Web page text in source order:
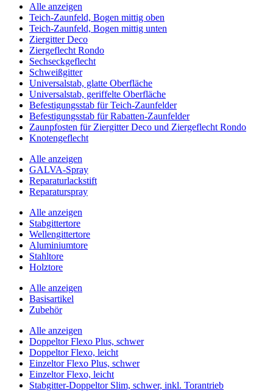
Alle anzeigen
Teich-Zaunfeld, Bogen mittig oben
Teich-Zaunfeld, Bogen mittig unten
Ziergitter Deco
Ziergeflecht Rondo
Sechseckgeflecht
Schweißgitter
Universalstab, glatte Oberfläche
Universalstab, geriffelte Oberfläche
Befestigungsstab für Teich-Zaunfelder
Befestigungsstab für Rabatten-Zaunfelder
Zaunpfosten für Ziergitter Deco und Ziergeflecht Rondo
Knotengeflecht
Alle anzeigen
GALVA-Spray
Reparaturlackstift
Reparaturspray
Alle anzeigen
Stabgittertore
Wellengittertore
Aluminiumtore
Stahltore
Holztore
Alle anzeigen
Basisartikel
Zubehör
Alle anzeigen
Doppeltor Flexo Plus, schwer
Doppeltor Flexo, leicht
Einzeltor Flexo Plus, schwer
Einzeltor Flexo, leicht
Stabgitter-Doppeltor Slim, schwer, inkl. Torantrieb